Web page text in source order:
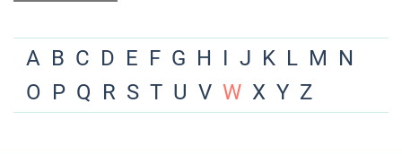
A B C D E F G H I J K L M N
O P Q R S T U V W X Y Z